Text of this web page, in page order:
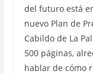
del futuro está
nuevo Plan de
Cabildo de La
500 páginas,
hablar de cómo